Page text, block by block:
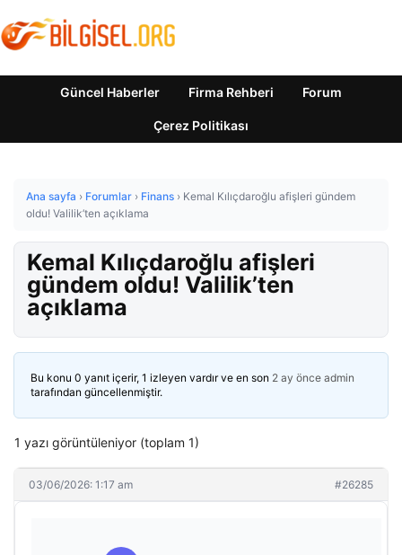
Güncel Haberler Firma Rehberi Forum
Çerez Politikası
Ana sayfa › Forumlar › Finans › Kemal Kılıçdaroğlu afişleri gündem
oldu! Valilik’ten açıklama
Kemal Kılıçdaroğlu afişleri
gündem oldu! Valilik’ten
açıklama
Bu konu 0 yanıt içerir, 1 izleyen vardır ve en son 2 ay önce admin
tarafından güncellenmiştir.
1 yazı görüntüleniyor (toplam 1)
03/06/2026: 1:17 am #26285